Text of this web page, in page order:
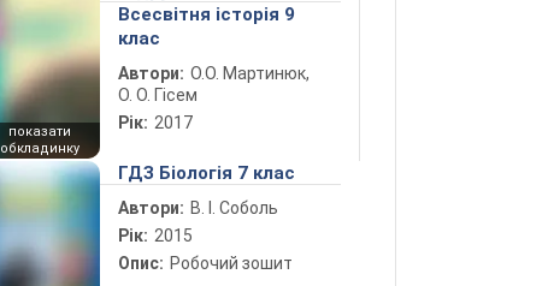
показати
обкладинку
Всесвітня історія 9
клас
Автори: О.О. Мартинюк,
О. О. Гісем
Рік: 2017
ГДЗ Біологія 7 клас
Автори: В. І. Соболь
Рік: 2015
Опис: Робочий зошит